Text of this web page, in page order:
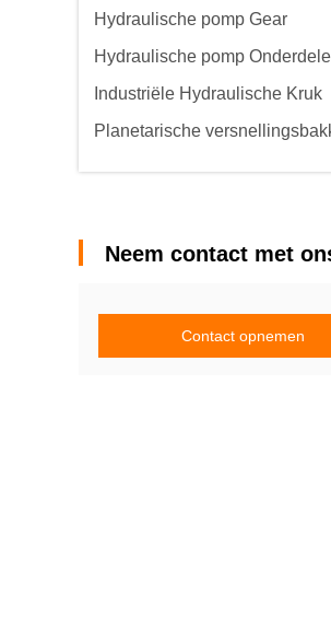
Hydraulische pomp Gear
Hydraulische pomp
Industriële Hydraulische Kruk
Planetarische
Neem contact met
Contact opnemen